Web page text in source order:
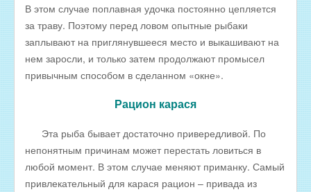
В этом случае поплавная удочка постоянно цепляется
за траву. Поэтому перед ловом опытные рыбаки
заплывают на приглянувшееся место и выкашивают на
нем заросли, и только затем продолжают промысел
привычным способом в сделанном «окне».
Рацион карася
Эта рыба бывает достаточно привередливой. По
непонятным причинам может перестать ловиться в
любой момент. В этом случае меняют приманку. Самый
привлекательный для карася рацион – привада из